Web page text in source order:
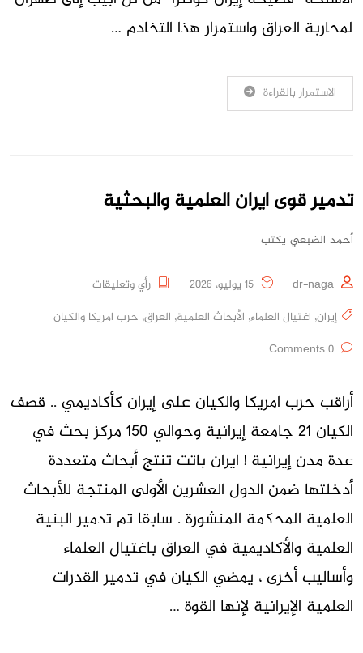
لمحاربة العراق واستمرار هذا التخادم …
الاستمرار بالقراءة
تدمير قوى ايران العلمية والبحثية
أحمد الضبعي يكتب
dr-naga
رأي وتعليقات
إيران, اغتيال العلماء, الأبحاث العلمية, العراق, حرب امريكا والكيان
أراقب حرب امريكا والكيان على إيران كأكاديمي .. قصف
الكيان 21 جامعة إيرانية وحوالي 150 مركز بحث في
عدة مدن إيرانية ! ايران باتت تنتج أبحاث متعددة
أدخلتها ضمن الدول العشرين الأولى المنتجة للأبحاث
العلمية المحكمة المنشورة . سابقا تم تدمير البنية
العلمية والأكاديمية في العراق باغتيال العلماء
وأساليب أخرى ، يمضي الكيان في تدمير القدرات
العلمية الإيرانية لإنها القوة …